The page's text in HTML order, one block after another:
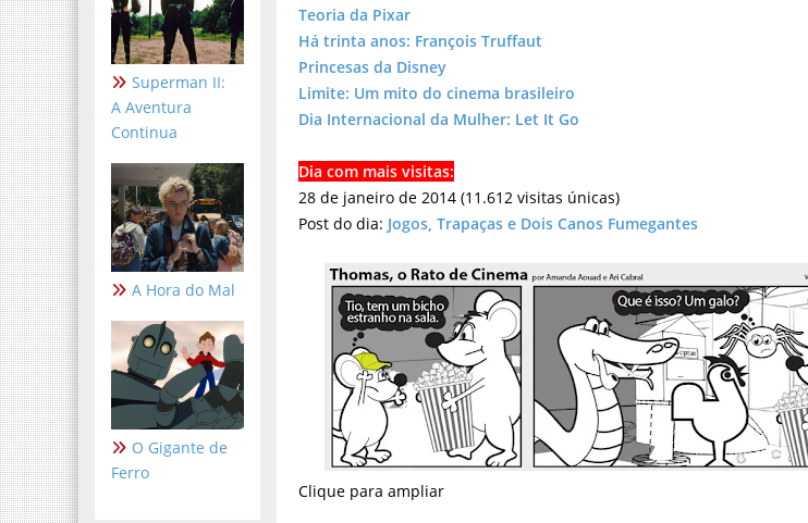
Superman II:
A Aventura
Continua
A Hora do Mal
O Gigante de
Ferro
Teoria da Pixar
Há trinta anos: François Truffaut
Princesas da Disney
Limite: Um mito do cinema brasileiro
Dia Internacional da Mulher: Let It Go
Dia com mais visitas:
28 de janeiro de 2014 (11.612 visitas únicas)
Post do dia: Jogos, Trapaças e Dois Canos Fumegantes
Clique para ampliar